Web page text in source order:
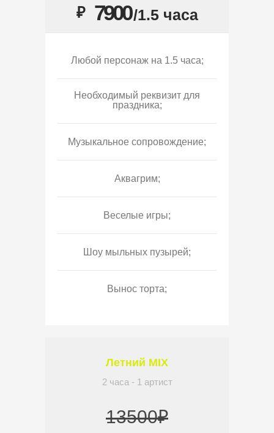
₽ 7900/1.5 часа
Любой персонаж на 1.5 часа;
Необходимый реквизит для
праздника;
Музыкальное сопровождение;
Аквагрим;
Веселые игры;
Шоу мыльных пузырей;
Вынос торта;
Летний MIX
2 часа - 1 артист
13500₽